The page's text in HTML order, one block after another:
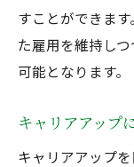
すことができま
た雇用を維持し
可能となります。
キャリアアップ
キャリアアップ